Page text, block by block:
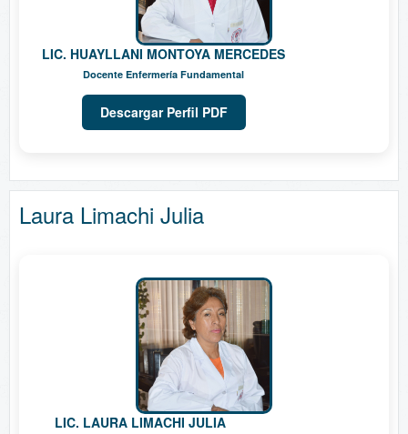
LIC. HUAYLLANI MONTOYA MERCEDES
Docente Enfermería Fundamental
Descargar Perfil PDF
Laura Limachi Julia
LIC. LAURA LIMACHI JULIA